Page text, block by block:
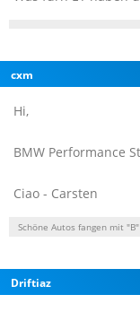
cxm
Hi,
BMW Performance
Ciao - Carsten
Schöne Autos fangen mit
Driftiaz